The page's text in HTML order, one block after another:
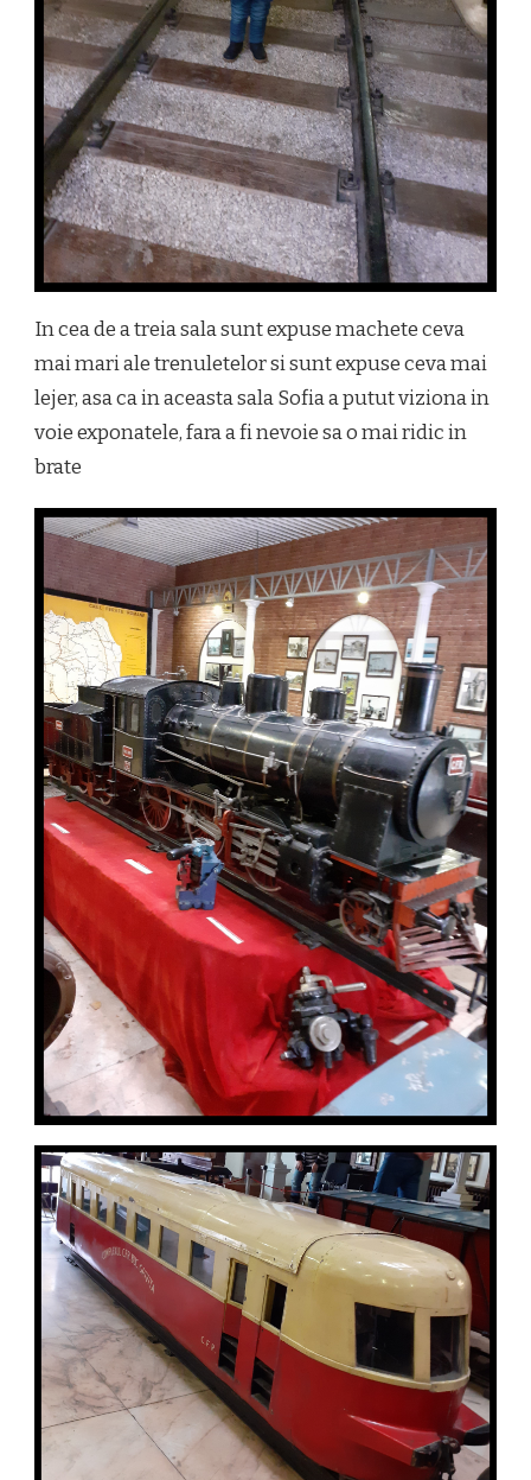
In cea de a treia sala sunt expuse machete ceva
mai mari ale trenuletelor si sunt expuse ceva mai
lejer, asa ca in aceasta sala Sofia a putut viziona in
voie exponatele, fara a fi nevoie sa o mai ridic in
brate